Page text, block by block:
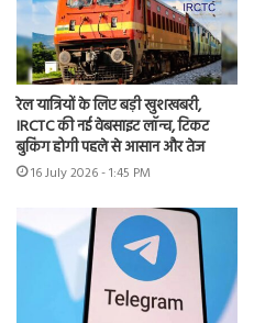
रेल यात्रियों के लिए बड़ी खुशखबरी,
IRCTC की नई वेबसाइट लॉन्च, टिकट
बुकिंग होगी पहले से आसान और तेज
16 July 2026 - 1:45 PM